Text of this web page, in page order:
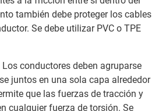
también debe proteger los cables
Se debe utilizar PVC o TPE
Los conductores deben agruparse
juntos en una sola capa alrededor
que las fuerzas de tracción y
cualquier fuerza de torsión. Se